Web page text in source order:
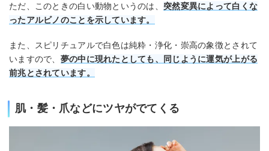
ただ、このときの白い動物というのは、 突然変異によって白くな
ったアルビノのことを示しています。
また、スピリチュアルで白色は純粋・浄化・崇高の象徴とされて
いますので、 夢の中に現れたとしても、同じように運気が上がる
前兆とされています。
肌・髪・爪などにツヤがでてくる